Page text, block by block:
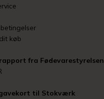
køb
fra Fødevarestyrelsen
til Stokværk